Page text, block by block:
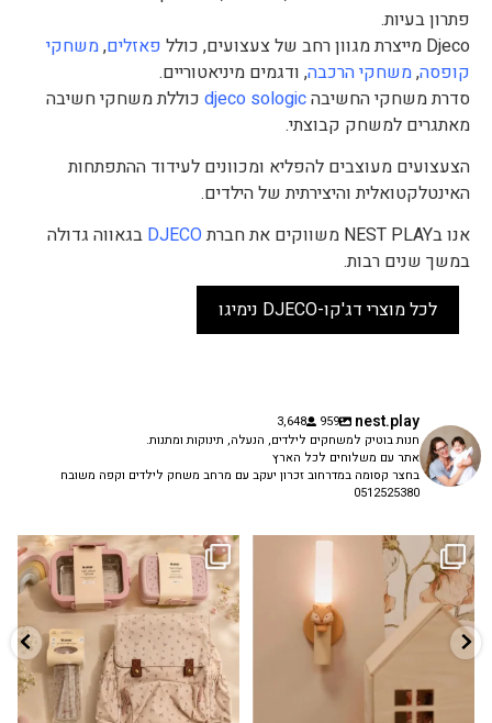
פתרון בעיות.
Djeco מייצרת מגוון רחב של צעצועים, כולל
פאזלים,משחקי
קופסה,משחקי הרכבה, ודגמים מיניאטוריים.
סדרת משחקי החשיבהdjeco sologic כוללת משחקי חשיבה
מאתגרים למשחק קבוצתי.
הצעצועים מעוצבים להפליא ומכוונים לעידוד ההתפתחות
האינטלקטואלית והיצירתית של הילדים.
אנו בNEST PLAY משווקים את חברת
DJECO בגאווה גדולה
במשך שנים רבות.
לכל מוצרי דג'קו-DJECO נימיגו
nest.play
959
3,648
חנות בוטיק למשחקים לילדים, הנעלה, תינוקות ומתנות.
אתר עם משלוחים לכל הארץ
בחצר קסומה במדרחוב זכרון יעקב עם מרחב משחק לילדים וקפה משובח
0512525380
✨ חוזרים למסגרת בסטייל! ✨
הקולקציה החדשה...
9 4
גם פריט עיצובי לחדר, גם מנורת לילה
...
3 0